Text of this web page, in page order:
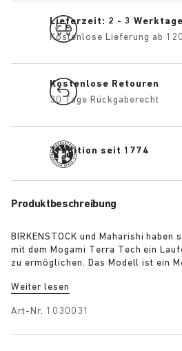
Lieferzeit: 2 - 3 Werktage
Kostenlose Lieferung ab
Kostenlose Retouren
30 Tage Rückgaberecht
Tradition seit 1774
Produktbeschreibung
BIRKENSTOCK und Maharishi haben
mit dem Mogami Terra Tech ein
zu ermöglichen. Das Modell ist ein
es zum perfekten Begleiter bei
glänzendem Gurtband, die jeweils
Weiter lesen
Art-Nr. 1030031